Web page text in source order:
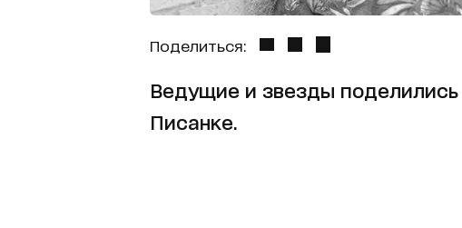
Поделиться:
Ведущие и звезды
Писанке.